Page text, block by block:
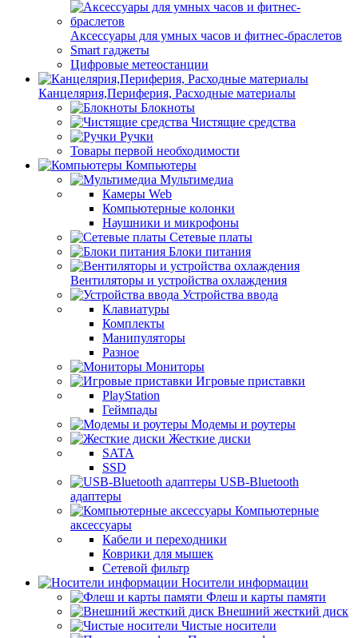
Аксессуары для умных часов и фитнес-браслетов
Smart гаджеты
Цифровые метеостанции
Канцелярия,Периферия, Расходные материалы
Блокноты
Чистящие средства
Ручки
Товары первой необходимости
Компьютеры
Мультимедиа
Камеры Web
Компьютерные колонки
Наушники и микрофоны
Сетевые платы
Блоки питания
Вентиляторы и устройства охлаждения
Устройства ввода
Клавиатуры
Комплекты
Манипуляторы
Разное
Мониторы
Игровые приставки
PlayStation
Геймпады
Модемы и роутеры
Жесткие диски
SATA
SSD
USB-Bluetooth
адаптеры
Компьютерные
аксессуары
Кабели и переходники
Коврики для мышек
Сетевой фильтр
Носители информации
Флеш и карты памяти
Внешний жесткий диск
Чистые носители